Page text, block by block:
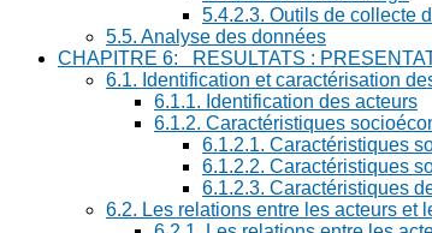
5.4.2.3. Outils de collecte
5.5. Analyse des données
CHAPITRE 6: RESULTATS :
6.1. Identification et caractérisation
6.1.1. Identification des acteurs
6.1.2. Caractéristiques
6.1.2.1. Caractéristiques
6.1.2.2. Caractéristiques
6.1.2.3. Caractéristiques
6.2. Les relations entre les acteurs et